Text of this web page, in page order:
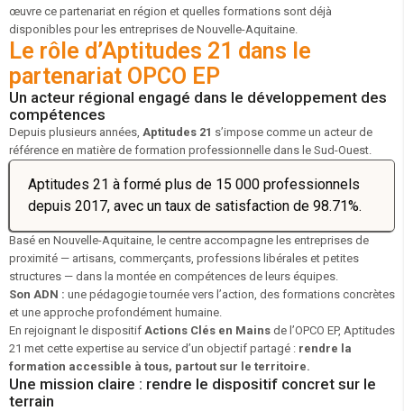
œuvre ce partenariat en région et quelles formations sont déjà
disponibles pour les entreprises de Nouvelle-Aquitaine.
Le rôle d’Aptitudes 21 dans le
partenariat OPCO EP
Un acteur régional engagé dans le développement des
compétences
Depuis plusieurs années, Aptitudes 21 s’impose comme un acteur de
référence en matière de formation professionnelle dans le Sud-Ouest.
Aptitudes 21 à formé plus de 15 000 professionnels
depuis 2017, avec un taux de satisfaction de 98.71%.
Basé en Nouvelle-Aquitaine, le centre accompagne les entreprises de
proximité — artisans, commerçants, professions libérales et petites
structures — dans la montée en compétences de leurs équipes.
Son ADN : une pédagogie tournée vers l’action, des formations concrètes
et une approche profondément humaine.
En rejoignant le dispositif Actions Clés en Mains de l’OPCO EP, Aptitudes
21 met cette expertise au service d’un objectif partagé : rendre la
formation accessible à tous, partout sur le territoire.
Une mission claire : rendre le dispositif concret sur le
terrain